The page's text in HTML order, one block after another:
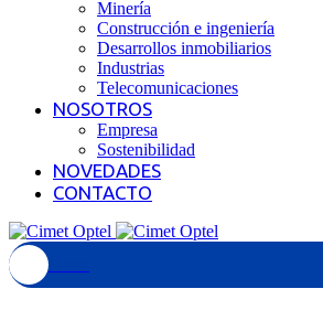
Minería
Construcción e ingeniería
Desarrollos inmobiliarios
Industrias
Telecomunicaciones
NOSOTROS
Empresa
Sostenibilidad
NOVEDADES
CONTACTO